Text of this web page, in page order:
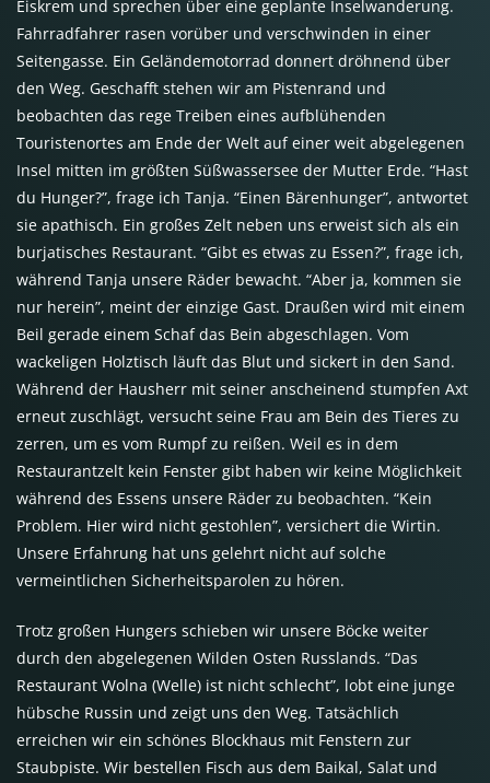
Eiskrem und sprechen über eine geplante Inselwanderung.
Fahrradfahrer rasen vorüber und verschwinden in einer
Seitengasse. Ein Geländemotorrad donnert dröhnend über
den Weg. Geschafft stehen wir am Pistenrand und
beobachten das rege Treiben eines aufblühenden
Touristenortes am Ende der Welt auf einer weit abgelegenen
Insel mitten im größten Süßwassersee der Mutter Erde. “Hast
du Hunger?”, frage ich Tanja. “Einen Bärenhunger”, antwortet
sie apathisch. Ein großes Zelt neben uns erweist sich als ein
burjatisches Restaurant. “Gibt es etwas zu Essen?”, frage ich,
während Tanja unsere Räder bewacht. “Aber ja, kommen sie
nur herein”, meint der einzige Gast. Draußen wird mit einem
Beil gerade einem Schaf das Bein abgeschlagen. Vom
wackeligen Holztisch läuft das Blut und sickert in den Sand.
Während der Hausherr mit seiner anscheinend stumpfen Axt
erneut zuschlägt, versucht seine Frau am Bein des Tieres zu
zerren, um es vom Rumpf zu reißen. Weil es in dem
Restaurantzelt kein Fenster gibt haben wir keine Möglichkeit
während des Essens unsere Räder zu beobachten. “Kein
Problem. Hier wird nicht gestohlen”, versichert die Wirtin.
Unsere Erfahrung hat uns gelehrt nicht auf solche
vermeintlichen Sicherheitsparolen zu hören.
Trotz großen Hungers schieben wir unsere Böcke weiter
durch den abgelegenen Wilden Osten Russlands. “Das
Restaurant Wolna (Welle) ist nicht schlecht”, lobt eine junge
hübsche Russin und zeigt uns den Weg. Tatsächlich
erreichen wir ein schönes Blockhaus mit Fenstern zur
Staubpiste. Wir bestellen Fisch aus dem Baikal, Salat und